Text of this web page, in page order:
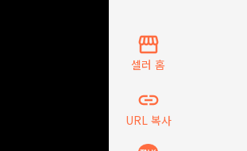
storefront
셀러 홈
insert_link
URL 복사